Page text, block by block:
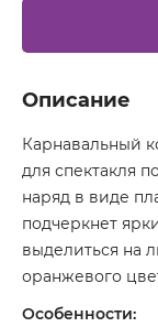
Описание
Карнавальный
для спектакля
наряд в виде
подчеркнет
выделиться на
оранжевого
Особенности: